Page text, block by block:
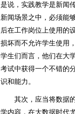
是说，实践教学是新闻
新闻场景之中，必须能
后在工作岗位上使用的
损坏而不允许学生使用
学生们而言，他们在大
考试中获得一个不错的
识和能力。
其次，应当将数据的
学内容，在大数据时代